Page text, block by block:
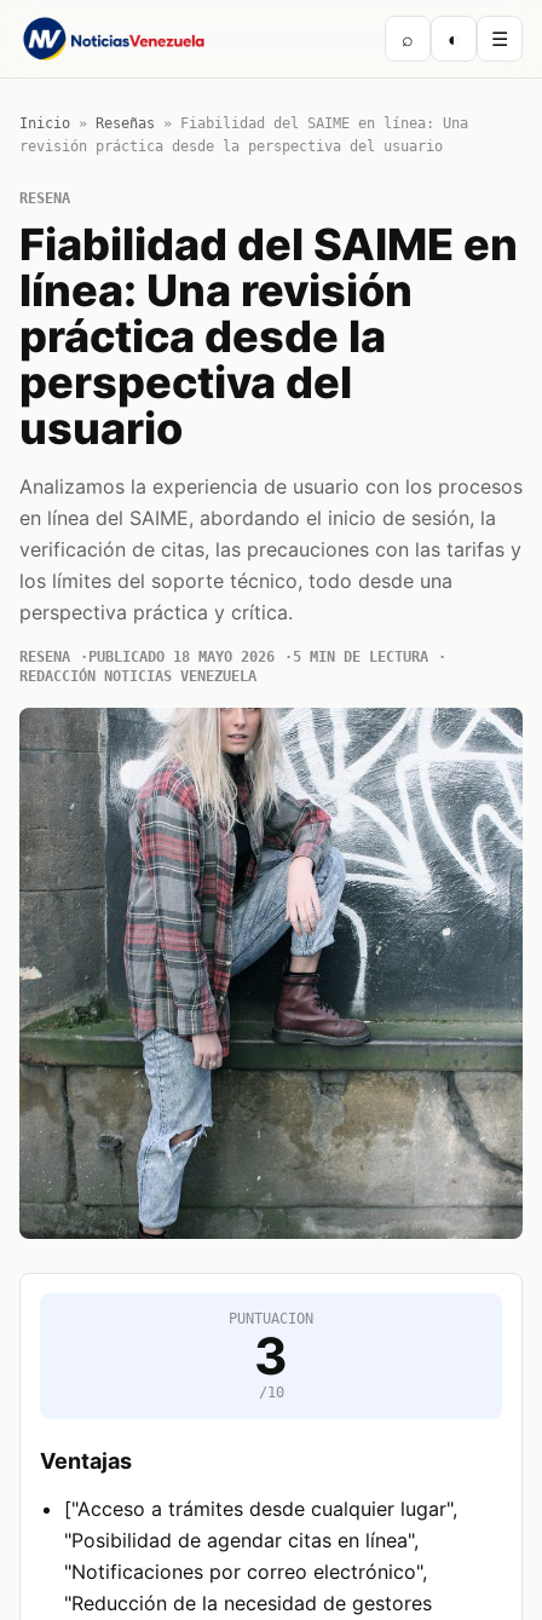
⌕ ◐ ☰
Inicio » Reseñas »
Fiabilidad del SAIME en línea: Una
revisión práctica desde la perspectiva del usuario
RESENA
Fiabilidad del SAIME en
línea: Una revisión
práctica desde la
perspectiva del
usuario
Analizamos la experiencia de usuario con los procesos
en línea del SAIME, abordando el inicio de sesión, la
verificación de citas, las precauciones con las tarifas y
los límites del soporte técnico, todo desde una
perspectiva práctica y crítica.
RESENA PUBLICADO 18 MAYO 2026
5 MIN DE LECTURA
REDACCIÓN NOTICIAS VENEZUELA
PUNTUACION
3
/10
Ventajas
["Acceso a trámites desde cualquier lugar",
"Posibilidad de agendar citas en línea",
"Notificaciones por correo electrónico",
"Reducción de la necesidad de gestores